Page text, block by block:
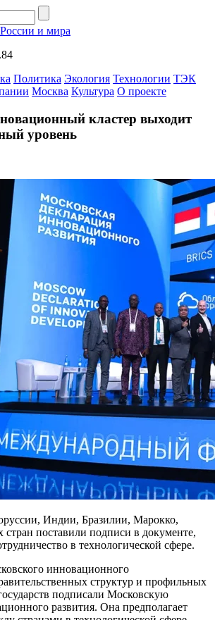
и мира
Политика Экология Технологии ТЭК
Москва Культура О проекте
кластер выходит
уровень
Индии, Бразилии, Марокко,
поставили подписи в документе,
в технологической сфере.
инновационного
структур и профильных
подписали Московскую
развития. Она предполагает